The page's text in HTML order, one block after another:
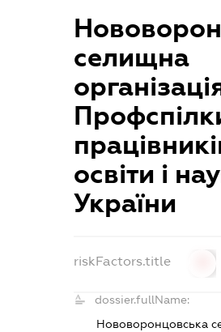
селищна
освіти і
України
riskFactors.title
dossier.fullName:
Нововоронцовська